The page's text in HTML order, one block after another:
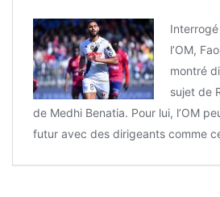
l’OM,
montré
sujet de
de Medhi Benatia. Pour lui, l’OM
futur avec des dirigeants comme